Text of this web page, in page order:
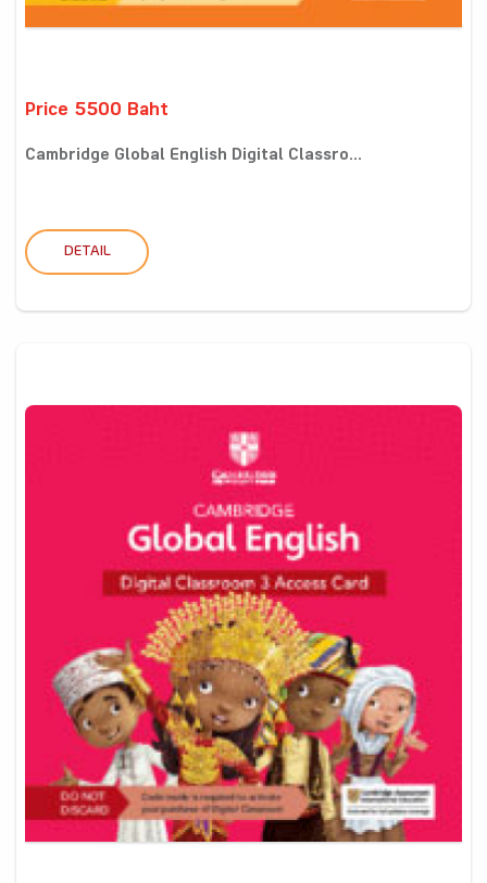
Price 5500 Baht
Cambridge Global English Digital Classro...
DETAIL